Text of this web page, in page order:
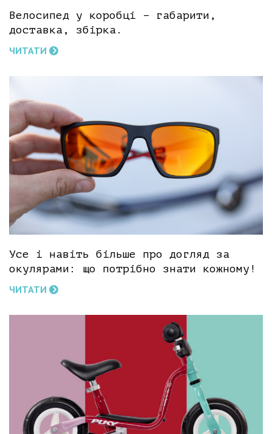
Велосипед у коробці – габарити,
доставка, збірка.
ЧИТАТИ
Усе і навіть більше про догляд за
окулярами: що потрібно знати кожному!
ЧИТАТИ